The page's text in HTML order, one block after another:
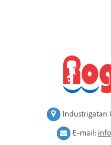
Industrigatan
E-mail: